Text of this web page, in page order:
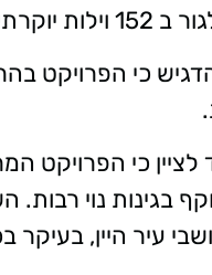
יוקרתיות.
כי הפרויקט
לציין כי
בגינות נוי
עיר היין, בעיקר